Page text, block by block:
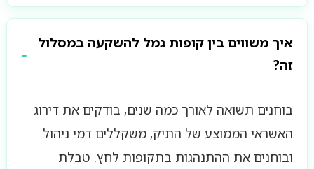
איך משווים בין קופות גמל להשקעה במסלול
זה?
בוחנים תשואה לאורך כמה שנים, בודקים את דירוג
האשראי הממוצע של התיק, משקללים דמי ניהול
ובוחנים את ההתנהגות בתקופות לחץ. טבלת